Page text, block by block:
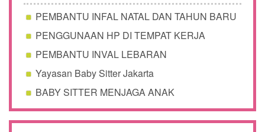
PEMBANTU INFAL NATAL DAN TAHUN BARU
PENGGUNAAN HP DI TEMPAT KERJA
PEMBANTU INVAL LEBARAN
Yayasan Baby Sitter Jakarta
BABY SITTER MENJAGA ANAK